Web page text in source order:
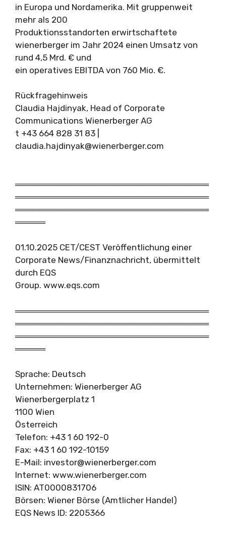
in Europa und Nordamerika. Mit gruppenweit
mehr als 200
Produktionsstandorten erwirtschaftete
wienerberger im Jahr 2024 einen Umsatz von
rund 4,5 Mrd. € und
ein operatives EBITDA von 760 Mio. €.
Rückfragehinweis
Claudia Hajdinyak, Head of Corporate
Communications Wienerberger AG
t +43 664 828 31 83 |
claudia.hajdinyak@wienerberger.com
════════════════════════════════
════════════════════════════════
════════════════════════════════
═════
01.10.2025 CET/CEST Veröffentlichung einer
Corporate News/Finanznachricht, übermittelt
durch EQS
Group. www.eqs.com
════════════════════════════════
════════════════════════════════
════════════════════════════════
═════
Sprache: Deutsch
Unternehmen: Wienerberger AG
Wienerbergerplatz 1
1100 Wien
Österreich
Telefon: +43 1 60 192-0
Fax: +43 1 60 192-10159
E-Mail: investor@wienerberger.com
Internet: www.wienerberger.com
ISIN: AT0000831706
Börsen: Wiener Börse (Amtlicher Handel)
EQS News ID: 2205366